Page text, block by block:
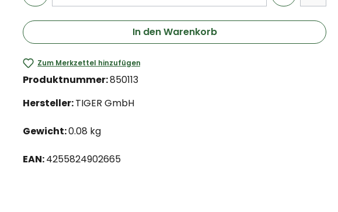
In den Warenkorb
Zum Merkzettel hinzufügen
Produktnummer:850113
Hersteller:TIGER GmbH
Gewicht:0.08 kg
EAN:4255824902665